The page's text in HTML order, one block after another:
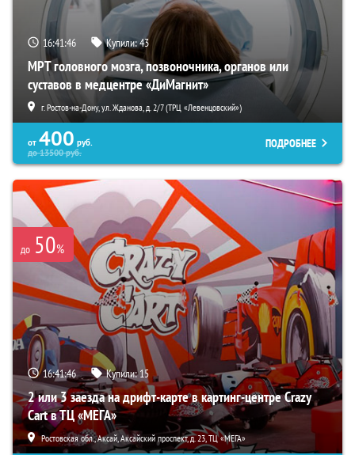
16:41:45 Купили:43
МРТ головного мозга, позвоночника, органов или
суставов в медцентре «ДиМагнит»
г. Ростов-на-Дону, ул. Жданова, д. 2/7 (ТРЦ «Левенцовский»)
от 400 руб.
до13500руб.
ПОДРОБНЕЕ
до 50%
16:41:45 Купили:15
2 или 3 заезда на дрифт-карте в картинг-центре Crazy
Cart в ТЦ «МЕГА»
Ростовская обл., Аксай, Аксайский проспект, д. 23, ТЦ «МЕГА»